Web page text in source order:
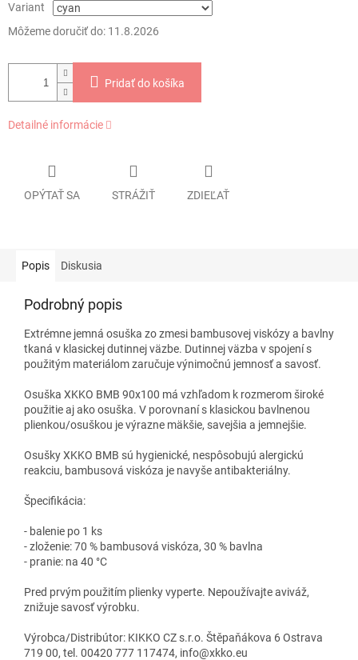
Variant
Môžeme doručiť do: 11.8.2026
Pridať do košíka
Detailné informácie
OPÝTAŤ SA STRÁŽIŤ ZDIEĽAŤ
Popis Diskusia
Podrobný popis
Extrémne jemná osuška zo zmesi bambusovej viskózy a bavlny
tkaná v klasickej dutinnej väzbe. Dutinnej väzba v spojení s
použitým materiálom zaručuje výnimočnú jemnosť a savosť.
Osuška XKKO BMB 90x100 má vzhľadom k rozmerom široké
použitie aj ako osuška. V porovnaní s klasickou bavlnenou
plienkou/osuškou je výrazne mäkšie, savejšia a jemnejšie.
Osušky XKKO BMB sú hygienické, nespôsobujú alergickú
reakciu, bambusová viskóza je navyše antibakteriálny.
Špecifikácia:
- balenie po 1 ks
- zloženie: 70 % bambusová viskóza, 30 % bavlna
- pranie: na 40 °C
Pred prvým použitím plienky vyperte. Nepoužívajte aviváž,
znižuje savosť výrobku.
Výrobca/Distribútor: KIKKO CZ s.r.o. Štěpaňákova 6 Ostrava
719 00, tel. 00420 777 117474, info@xkko.eu